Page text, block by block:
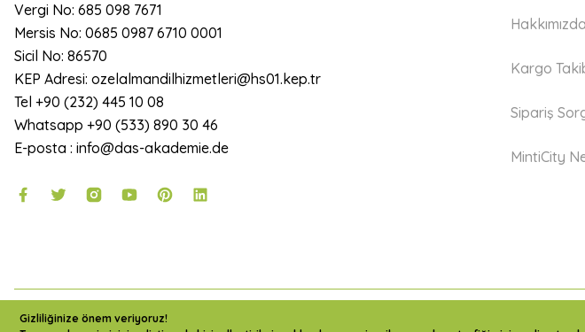
Gizliliğinize önem veriyoruz!
Vergi No: 685 098 7671
Mersis No: 0685 0987 6710 0001
Sicil No: 86570
KEP Adresi: ozelalmandilhizmetleri@hs01.kep.tr
Tel +90 (232) 445 10 08
Whatsapp +90 (533) 890 30 46
E-posta : info@das-akademie.de
Hakkımızda
Kargo
Sipariş
MintiCity
2024 Copyright DAS Akademie - Tüm Hakları Saklıdır.